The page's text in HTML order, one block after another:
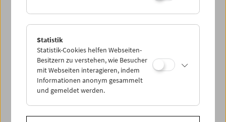
Statistik
Statistik-Cookies helfen Webseiten-
Besitzern zu verstehen, wie Besucher
mit Webseiten interagieren, indem
Informationen anonym gesammelt
und gemeldet werden.